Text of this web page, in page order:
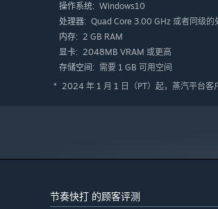
随机生成的战斗场景，充满惊喜的特
体验。
操作系统: Windows10
处理器: Quad Core 3.00 GHz 或者同级的
内存: 2 GB RAM
显卡: 2048MB VRAM 或更高
存储空间: 需要 1 GB 可用空间
* 2024 年 1 月 1 日（PT）起，蒸汽平台客
节奏快打 的顾客评测